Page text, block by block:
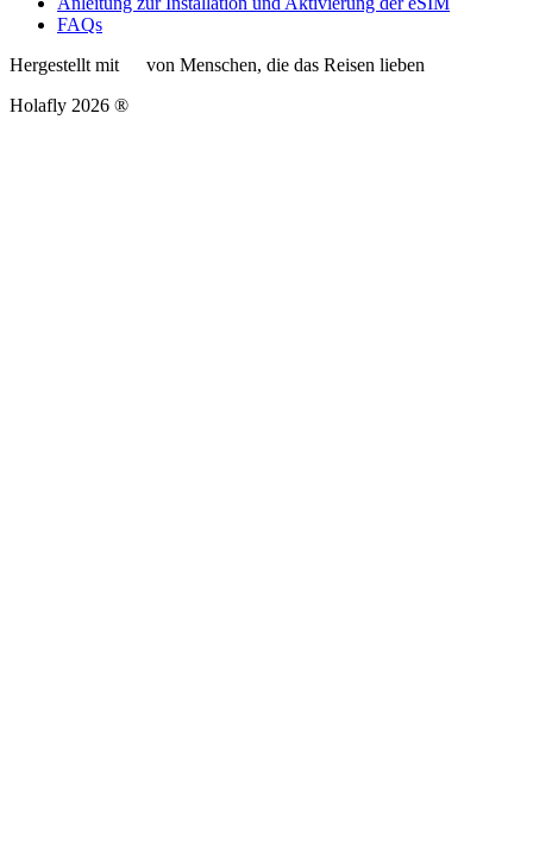
FAQs
Hergestellt mit
von Menschen, die das Reisen lieben
Holafly 2026 ®